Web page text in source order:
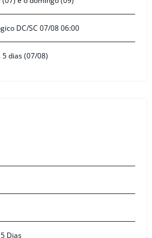
DC/SC 07/08 06:00
dias (07/08)
Dias